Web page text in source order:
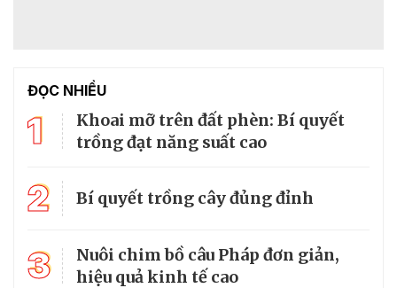
ĐỌC NHIỀU
1
Khoai mỡ trên đất phèn: Bí quyết
trồng đạt năng suất cao
2 Bí quyết trồng cây đủng đỉnh
3
Nuôi chim bồ câu Pháp đơn giản,
hiệu quả kinh tế cao